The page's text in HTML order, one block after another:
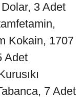
3 Adet
Kokain, 1707
Adet
7 Adet